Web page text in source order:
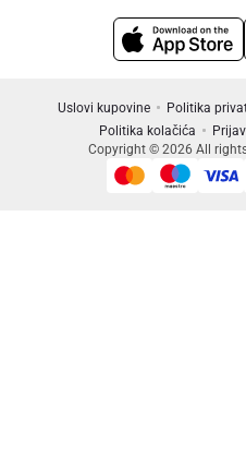
Uslovi kupovine Politika
Politika kolačića
Copyright © 2026 All